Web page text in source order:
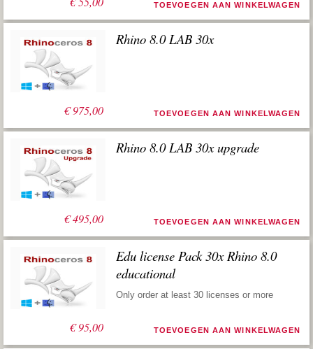
TOEVOEGEN AAN WINKELWAGEN
€975,00
Rhino 8.0 LAB 30x
TOEVOEGEN AAN WINKELWAGEN
€495,00
Rhino 8.0 LAB 30x upgrade
TOEVOEGEN AAN WINKELWAGEN
€95,00
Edu license Pack 30x Rhino 8.0
educational
Only order at least 30 licenses or more
TOEVOEGEN AAN WINKELWAGEN